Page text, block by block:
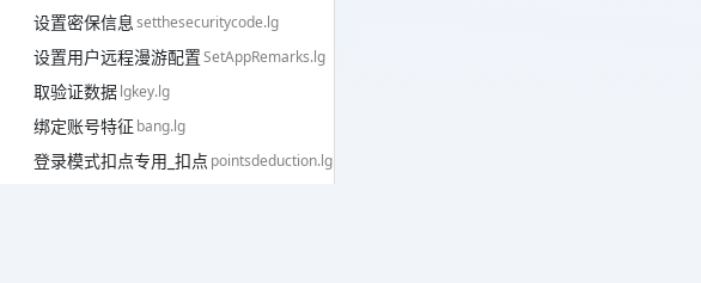
设置密保信息setthesecuritycode.lg
设置用户远程漫游配置SetAppRemarks.lg
取验证数据lgkey.lg
绑定账号特征 bang.lg
登录模式扣点专用_扣点 pointsdeduction.lg